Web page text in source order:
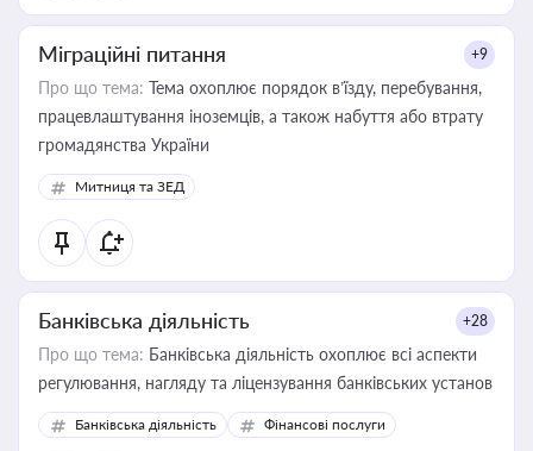
Міграційні питання +9
Про що тема: Тема охоплює порядок в’їзду, перебування,
працевлаштування іноземців, а також набуття або втрату
громадянства України
Митниця та ЗЕД
Банківська діяльність +28
Про що тема: Банківська діяльність охоплює всі аспекти
регулювання, нагляду та ліцензування банківських установ
Банківська діяльність Фінансові послуги